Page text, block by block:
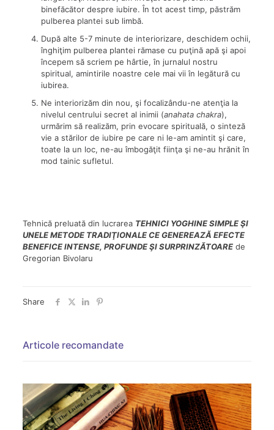
binefăcător despre iubire. În tot acest timp, păstrăm
pulberea plantei sub limbă.
După alte 5-7 minute de interiorizare, deschidem ochii,
înghiţim pulberea plantei rămase cu puţină apă şi apoi
începem să scriem pe hârtie, în jurnalul nostru
spiritual, amintirile noastre cele mai vii în legătură cu
iubirea.
Ne interiorizăm din nou, şi focalizându-ne atenţia la
nivelul centrului secret al inimii (anahata chakra),
urmărim să realizăm, prin evocare spirituală, o sinteză
vie a stărilor de iubire pe care ni le-am amintit şi care,
toate la un loc, ne-au îmbogăţit fiinţa şi ne-au hrănit în
mod tainic sufletul.
Tehnică preluată din lucrarea TEHNICI YOGHINE SIMPLE ŞI
UNELE METODE TRADIŢIONALE CE GENEREAZĂ EFECTE
BENEFICE INTENSE, PROFUNDE ŞI SURPRINZĂTOAREde
Gregorian Bivolaru
Share
Articole recomandate